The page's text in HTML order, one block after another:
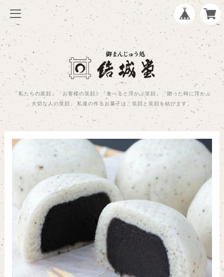
「私たちの笑顔」「お客様の笑顔」「食べると浮かぶ笑顔」「贈った時に浮かぶ
大切な人の笑顔」 私達の作るお菓子は、笑顔と笑顔を結びます。